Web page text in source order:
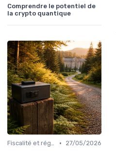
Comprendre le potentiel de
la crypto quantique
Fiscalité et réglementation •
27/05/2026